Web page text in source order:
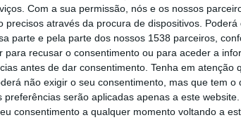
Com a sua permissão, nós e os nossos
precisos através da procura de dispositivos.
parte e pela parte dos nossos 1538 parceiros,
para recusar o consentimento ou para aceder a
antes de dar consentimento. Tenha em atenção
não exigir o seu consentimento, mas que tem o
preferências serão aplicadas apenas a este
consentimento a qualquer momento voltando a
Arte e Design da
e biblioteca de
Sessão Solene do 24
personalidades no